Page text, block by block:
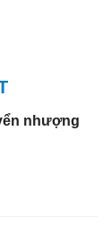
nhượng